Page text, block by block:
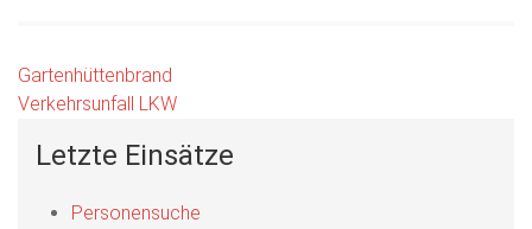
Beitragsnavigation
Gartenhüttenbrand
Verkehrsunfall LKW
Letzte Einsätze
Personensuche